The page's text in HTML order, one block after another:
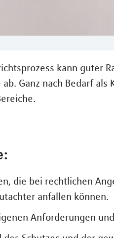
kann guter
Ganz nach Bedarf
die bei rechtlichen
anfallen können.
Anforderungen